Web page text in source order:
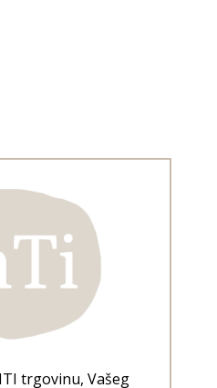
trgovinu, Vašeg